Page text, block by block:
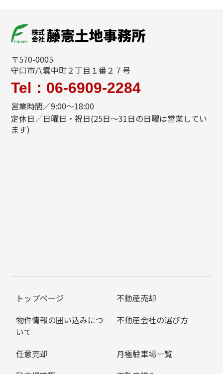
〒570-0005
守口市八雲中町２丁目１番２７号
Tel：06-6909-2284
営業時間／9:00～18:00
定休日／日曜日・祝日(25日～31日の日曜は営業してい
ます)
トップページ
不動産売却
物件情報の囲い込みにつ
いて
不動産会社の選び方
任意売却
月極駐車場一覧